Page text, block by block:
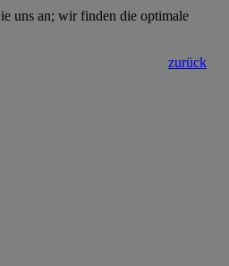
uns an; wir finden die optimale
zurück